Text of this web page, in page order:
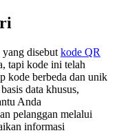
yang disebut kode QR
tapi kode ini telah
kode berbeda dan unik
data khusus,
Anda
pelanggan melalui
informasi